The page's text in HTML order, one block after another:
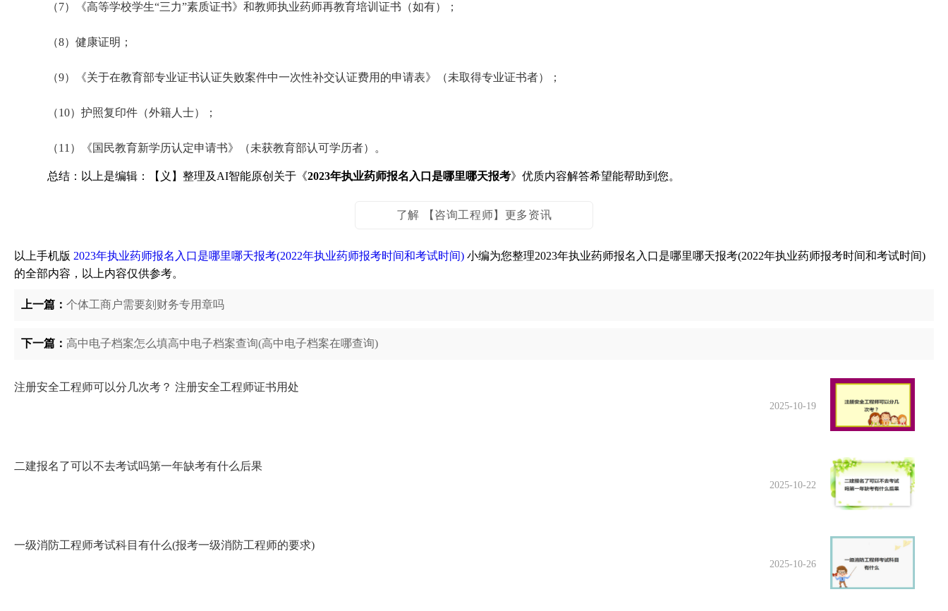
（7）《高等学校学生“三力”素质证书》和教师执业药师再教育培训证书（如有）；
（8）健康证明；
（9）《关于在教育部专业证书认证失败案件中一次性补交认证费用的申请表》（未取得专业证书者）；
（10）护照复印件（外籍人士）；
（11）《国民教育新学历认定申请书》（未获教育部认可学历者）。
总结：以上是编辑：【义】整理及AI智能原创关于《2023年执业药师报名入口是哪里哪天报考》优质内容解答希望能帮助到您。
了解 【咨询工程师】更多资讯
以上手机版 2023年执业药师报名入口是哪里哪天报考(2022年执业药师报考时间和考试时间) 小编为您整理2023年执业药师报名入口是哪里哪天报考(2022年执业药师报考时间和考试时间)
的全部内容，以上内容仅供参考。
上一篇： 个体工商户需要刻财务专用章吗
下一篇： 高中电子档案怎么填高中电子档案查询(高中电子档案在哪查询)
注册安全工程师可以分几次考？ 注册安全工程师证书用处
2025-10-19
二建报名了可以不去考试吗第一年缺考有什么后果
2025-10-22
一级消防工程师考试科目有什么(报考一级消防工程师的要求)
2025-10-26